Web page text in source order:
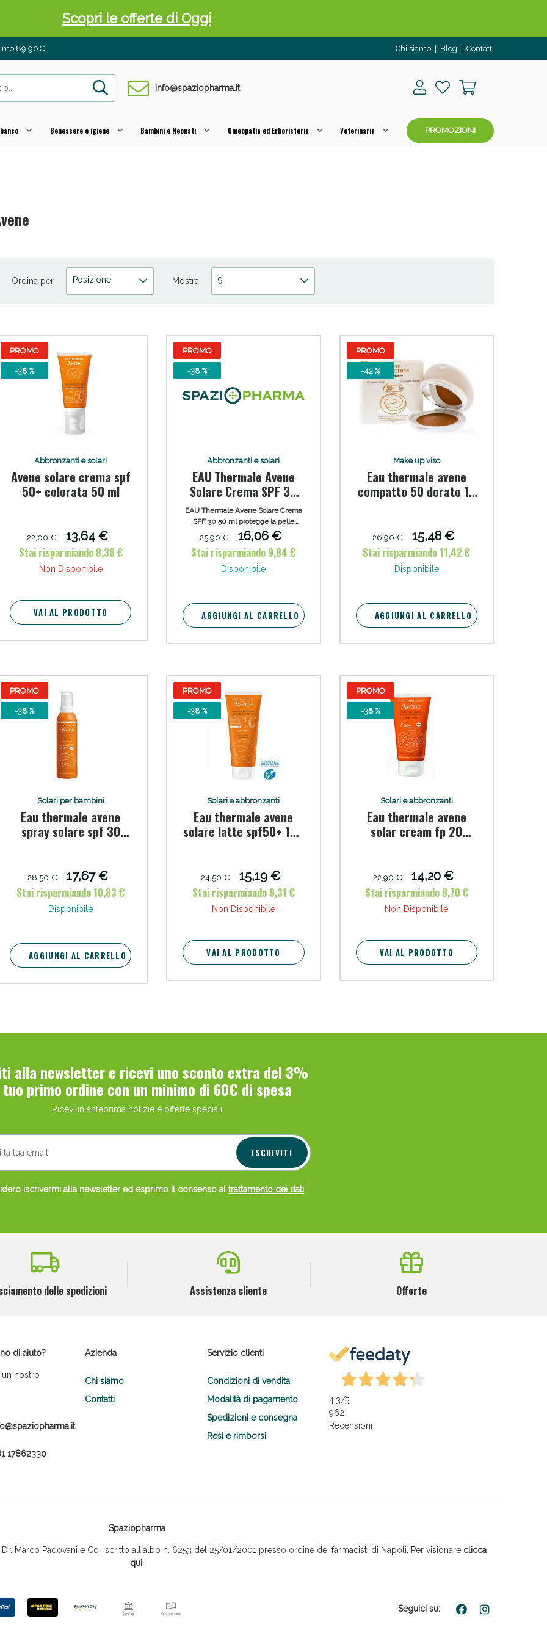
89,90€ Chi siamo Blog Contatti
info@spaziopharma.it
Benessere e igiene Bambini e Neonati Omeopatia ed Erboristeria Veterinaria PROMOZIONI
Ordina per Posizione Mostra 9
PROMO
-38 %
Abbronzanti e solari
Avene solare crema spf
50+ colorata 50 ml
22,00 €
13,64 €
Stai risparmiando 8,36 €
Non Disponibile
VAI AL PRODOTTO
PROMO
-38 %
Abbronzanti e solari
EAU Thermale Avene
Solare Crema SPF 30
50 ml
EAU Thermale Avene Solare Crema
SPF 30 50 ml protegge la pelle
dall'azione dei raggi del sole. Ideale
per la pelle chiara, per pelli sensibili
soggette a eritemi e forte
irraggiamento.
25,90 €
16,06 €
Stai risparmiando 9,84 €
Disponibile
AGGIUNGI AL CARRELLO
PROMO
-42 %
Make up viso
Eau thermale avene
compatto 50 dorato 10
26,90 €
15,48 €
Stai risparmiando 11,42 €
Disponibile
AGGIUNGI AL CARRELLO
PROMO
-38 %
Solari per bambini
Eau thermale avene
spray solare spf 30
28,50 €
17,67 €
Stai risparmiando 10,83 €
Disponibile
AGGIUNGI AL CARRELLO
PROMO
-38 %
Solari e abbronzanti
Eau thermale avene
solare latte spf50+ 100
24,50 €
15,19 €
Stai risparmiando 9,31 €
Non Disponibile
VAI AL PRODOTTO
PROMO
-38 %
Solari e abbronzanti
Eau thermale avene
solar cream fp 20
22,90 €
14,20 €
Stai risparmiando 8,70 €
Non Disponibile
VAI AL PRODOTTO
alla newsletter e ricevi uno sconto extra del 3%
primo ordine con un minimo di 60€ di spesa
Ricevi in anteprima notizie e offerte speciali
ISCRIVITI
iscrivermi alla newsletter ed esprimo il consenso al trattamento dei dati
delle spedizioni Assistenza cliente Offerte
di aiuto?
un nostro
17862330
Azienda
Chi siamo
Contatti
Servizio clienti
Condizioni di vendita
Modalità di pagamento
Spedizioni e consegna
Resi e rimborsi
4,3/5
962
Recensioni
Spaziopharma
Marco Padovani e Co, iscritto all'albo n. 6253 del 25/01/2001 presso ordine dei farmacisti di Napoli. Per visionare clicca
qui.
Seguici su:
Scopri le offerte di Oggi
e Multivitaminici: oggi Sconto extra fino al 50%!
e Fanghi: Sconto fino al 40% valido oggi!
e Fanghi: Sconto fino al 40% valido oggi!
Vie Urinarie e Prostata: Sconti fino al 45% oggi!
Intestinale: Sconto fino al 55% valido oggi!